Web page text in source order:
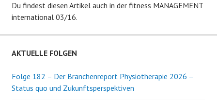
Du findest diesen Artikel auch in der fitness MANAGEMENT
international 03/16.
AKTUELLE FOLGEN
Folge 182 – Der Branchenreport Physiotherapie 2026 –
Status quo und Zukunftsperspektiven